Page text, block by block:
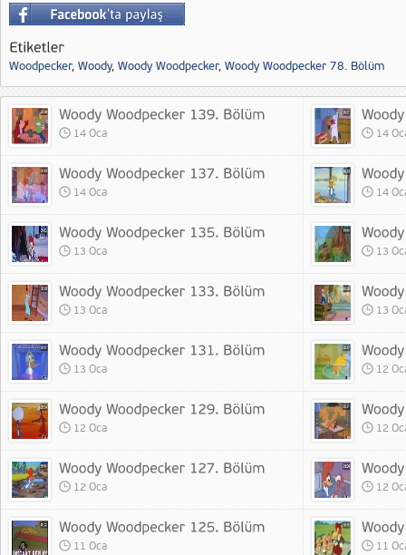
Woodpecker, Woody, Woody Woodpecker, Woody Woodpecker 78. Bölüm
14 Oca 14
14 Oca 14
13 Oca 13
13 Oca 13
13 Oca 12
12 Oca 12
12 Oca 12
11 Oca 11